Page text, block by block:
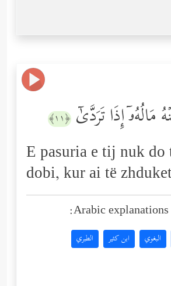
مَالُهُۥۤ إِذَا تَرَدَّىٰۤ ﴿١١﴾
E pasuria e tij nuk do
dobi, kur ai të
Arabic explanations
البغوي ابن كثير الطبري